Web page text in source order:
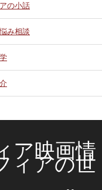
の小話
み相談
ア映画情
ィアの世